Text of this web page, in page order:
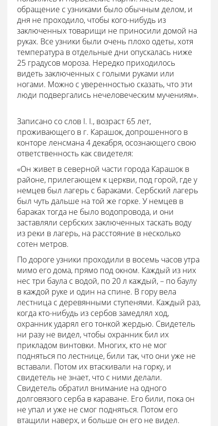
обращение с узниками было обычным делом, и
дня не проходило, чтобы кого-нибудь из
заключенных товарищи не приносили домой на
руках. Все узники были очень плохо одеты, хотя
температура в отдельные дни опускалась ниже
25 градусов мороза. Нередко приходилось
видеть заключенных с голыми руками или
ногами. Можно с уверенностью сказать, что эти
люди подвергались нечеловеческим мучениям».
Записано со слов I. I., возраст 65 лет,
проживающего в г. Карашок, допрошенного в
конторе ленсмана 4 декабря, осознающего свою
ответственность как свидетеля:
«Он живет в северной части города Карашок в
районе, прилегающем к церкви, под горой, где у
немцев был лагерь с бараками. Сербский лагерь
был чуть дальше на той же горке. У немцев в
бараках тогда не было водопровода, и они
заставляли сербских заключенных таскать воду
из реки в лагерь, на расстояние в несколько
сотен метров.
По дороге узники проходили в восемь часов утра
мимо его дома, прямо под окном. Каждый из них
нес три баула с водой, по 20 л каждый, – по баулу
в каждой руке и один на спине. В гору вела
лестница с деревянными ступенями. Каждый раз,
когда кто-нибудь из сербов замедлял ход,
охранник ударял его тонкой жердью. Свидетель
ни разу не видел, чтобы охранник бил их
прикладом винтовки. Многих, кто не мог
подняться по лестнице, били так, что они уже не
вставали. Потом их втаскивали на горку, и
свидетель не знает, что с ними делали.
Свидетель обратил внимание на одного
долговязого серба в караване. Его били, пока он
не упал и уже не смог подняться. Потом его
втащили наверх, и больше он его не видел.